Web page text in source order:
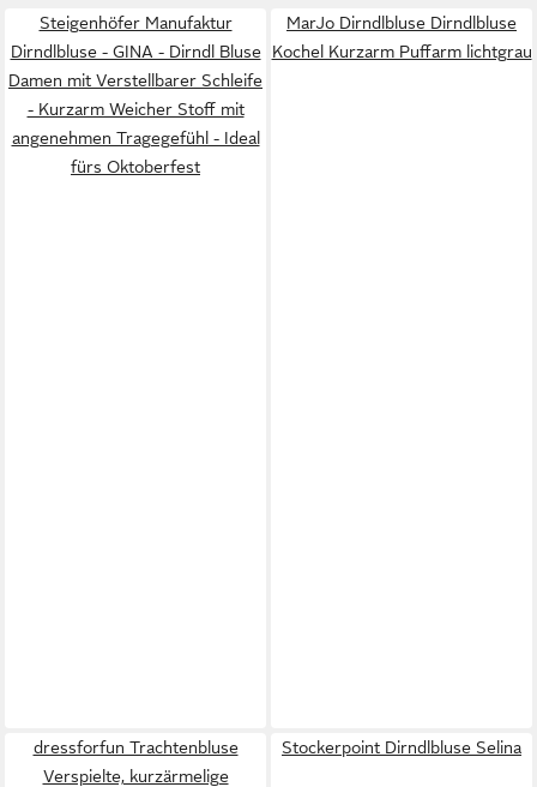
Steigenhöfer Manufaktur
Dirndlbluse - GINA - Dirndl Bluse
Damen mit Verstellbarer Schleife
- Kurzarm Weicher Stoff mit
angenehmen Tragegefühl - Ideal
fürs Oktoberfest
MarJo Dirndlbluse Dirndlbluse
Kochel Kurzarm Puffarm lichtgrau
dressforfun Trachtenbluse
Verspielte, kurzärmelige
Stockerpoint Dirndlbluse Selina